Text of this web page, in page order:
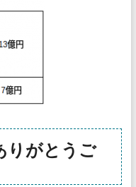
りがとうご